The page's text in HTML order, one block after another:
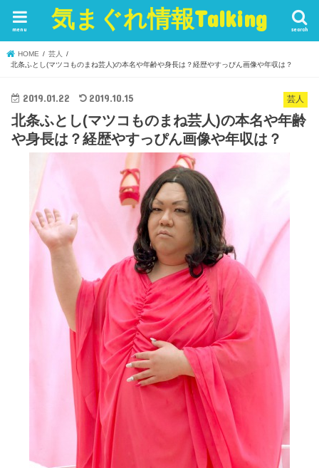
気まぐれ情報Talking search
menu
HOME
芸人
北条ふとし(マツコものまね芸人)の本名や年齢や身長は？経歴やすっぴん画像や年収は？
芸人
2019.01.22 2019.10.15
北条ふとし(マツコものまね芸人)の本名や年齢
や身長は？経歴やすっぴん画像や年収は？